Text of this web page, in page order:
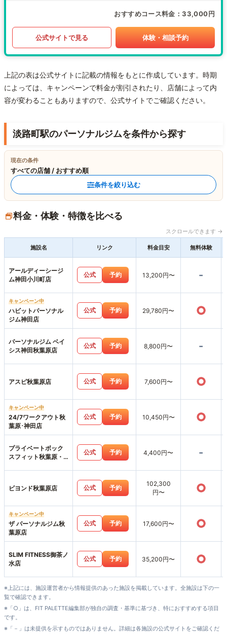
おすすめコース料金 33,000円
公式サイトで見る 体験・相談予約
上記の表は公式サイトに記載の情報をもとに作成しています。時期
によっては、キャンペーンで料金が割引されたり、店舗によって内
容が変わることもありますので、公式サイトでご確認ください。
淡路町駅のパーソナルジムを条件から探す
現在の条件
すべての店舗 / おすすめ順
条件を絞り込む
料金・体験・特徴を比べる
スクロールできます →
施設名 リンク 料金目安 無料体験
アールディーシージ
ム神田小川町店
公式 予約 13,200円〜 -
キャンペーン中
ハビットパーソナル
ジム神田店
公式 予約 29,780円〜 ○
パーソナルジム ベイ
シス神田秋葉原店
公式 予約 8,800円〜 -
アスピ秋葉原店 公式 予約 7,600円〜 ○
キャンペーン中
24/7ワークアウト秋
葉原･神田店
公式 予約 10,450円〜 ○
プライベートボック
スフィット秋葉原・
公式 予約 4,400円〜 -
ビヨンド秋葉原店 公式 予約
102,300
円〜
○
キャンペーン中
ザ パーソナルジム秋
葉原店
公式 予約 17,600円〜 ○
SLIM FITNESS御茶ノ
水店
公式 予約 35,200円〜 ○
※上記には、施設運営者から情報提供のあった施設を掲載しています。全施設は下の一
覧で確認できます。
※「○」は、FIT PALETTE編集部が独自の調査・基準に基づき、特におすすめする項目
です。
※「－」は未提供を示すものではありません。詳細は各施設の公式サイトをご確認くだ